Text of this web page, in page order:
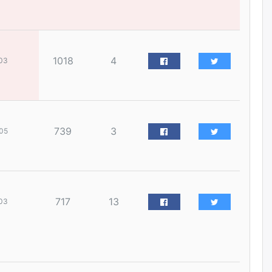
уржигдар
Орон сууц, нийтийн аж ахуй,
авто зам, тохижилт
холбоотой ГОМДОЛ их байгааг
суулгана гэх мэтээр дарамталдаг
1018 4
739 3
717 13